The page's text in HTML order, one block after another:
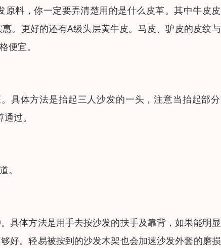
料，你一定要弄清楚用的是什么皮革。其中牛皮
。更好的还有A级头层黄牛皮。马皮、驴皮的皮纹
便宜。
具体方法是抬起三人沙发的一头，注意当抬起部
过。
。
具体方法是用手去按沙发的扶手及靠背，如果能明
好。轻易被按到的沙发木架也会加速沙发外套的磨